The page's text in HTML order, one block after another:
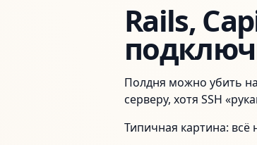
Rails,
Полдня можно убить
серверу, хотя SSH
Типичная картина: